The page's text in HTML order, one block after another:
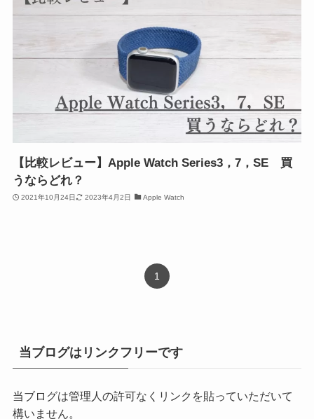
【比較レビュー】Apple Watch Series3，7，SE 買
うならどれ？
2021年10月24日 2023年4月2日 Apple Watch
1
当ブログはリンクフリーです
当ブログは管理人の許可なくリンクを貼っていただいて
構いません。